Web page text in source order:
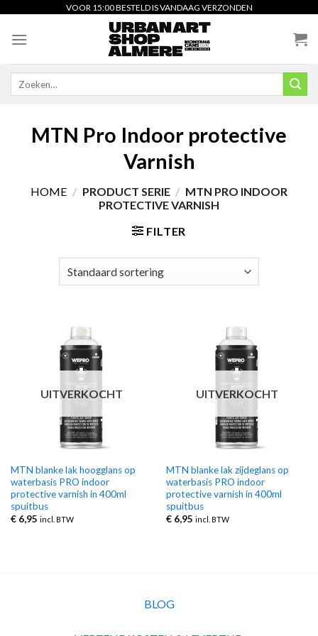
content
VOOR 15:00 BESTELD IS VANDAAG VERZONDEN
MTN Pro Indoor protective
Varnish
HOME / PRODUCT SERIE / MTN PRO INDOOR
PROTECTIVE VARNISH
FILTER
UITVERKOCHT
MTN blanke lak hoogglans op
waterbasis PRO indoor
protective varnish in 400ml
spuitbus
€6,95 incl. BTW
UITVERKOCHT
MTN blanke lak zijdeglans op
waterbasis PRO indoor
protective varnish in 400ml
spuitbus
€6,95 incl. BTW
BLOG